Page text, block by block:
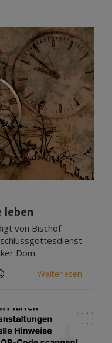
leben
von Bischof
Dom.
Weiterlesen